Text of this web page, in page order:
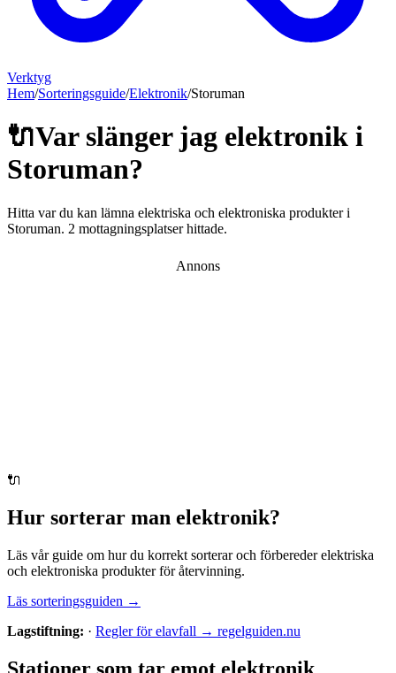
Verktyg
Hem/Sorteringsguide/Elektronik/Storuman
🔌Var slänger jag elektronik i
Storuman?
Hitta var du kan lämna elektriska och elektroniska produkteri
Storuman. 2 mottagningsplatser hittade.
Annons
🔌
Hur sorterar man elektronik?
Läs vår guide om hur du korrekt sorterar och förberederelektriska
och elektroniska produkterför återvinning.
Läs sorteringsguiden →
Lagstiftning: · Regler för elavfall → regelguiden.nu
Stationer som tar emot elektronik